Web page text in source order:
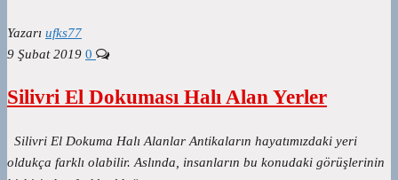
Yazarı ufks77
9 Şubat 2019 0
Silivri El Dokuması Halı Alan Yerler
Silivri El Dokuma Halı Alanlar Antikaların hayatımızdaki yeri
oldukça farklı olabilir. Aslında, insanların bu konudaki görüşlerinin